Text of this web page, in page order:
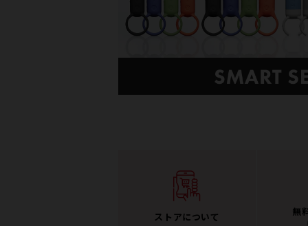
ストアについて
無